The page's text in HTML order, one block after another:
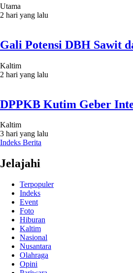
Utama
2 hari yang lalu
Gali Potensi DBH Sawit
Kaltim
2 hari yang lalu
DPPKB Kutim Geber
Kaltim
3 hari yang lalu
Indeks Berita
Jelajahi
Terpopuler
Indeks
Event
Foto
Hiburan
Kaltim
Nasional
Nusantara
Olahraga
Opini